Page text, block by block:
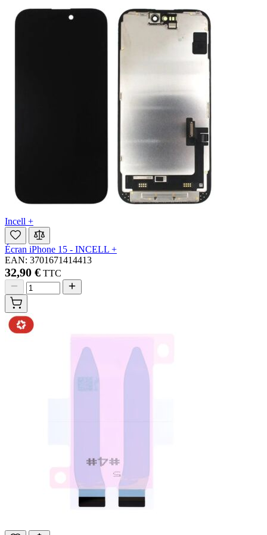
Incell +
Écran iPhone 15 - INCELL +
EAN: 3701671414413
32,90 € TTC